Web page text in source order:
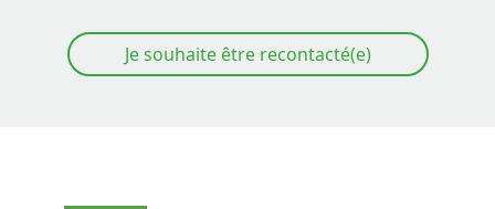
Je souhaite être recontacté(e)